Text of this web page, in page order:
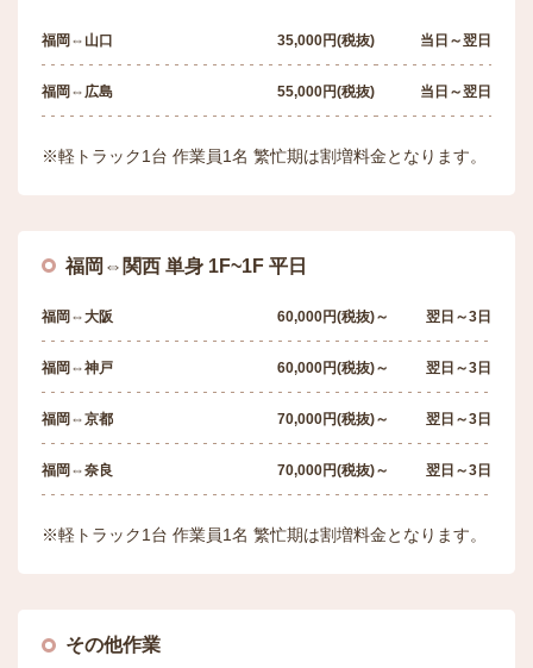
福岡⇔山口 35,000円(税抜) 当日～翌日
福岡⇔広島 55,000円(税抜) 当日～翌日
※軽トラック1台 作業員1名 繁忙期は割増料金となります。
福岡⇔関西 単身 1F~1F 平日
福岡⇔大阪 60,000円(税抜)～ 翌日～3日
福岡⇔神戸 60,000円(税抜)～ 翌日～3日
福岡⇔京都 70,000円(税抜)～ 翌日～3日
福岡⇔奈良 70,000円(税抜)～ 翌日～3日
※軽トラック1台 作業員1名 繁忙期は割増料金となります。
その他作業